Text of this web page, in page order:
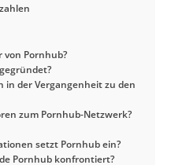
Pornhub?
der Vergangenheit zu den
zum Pornhub-Netzwerk?
setzt Pornhub ein?
Pornhub konfrontiert?